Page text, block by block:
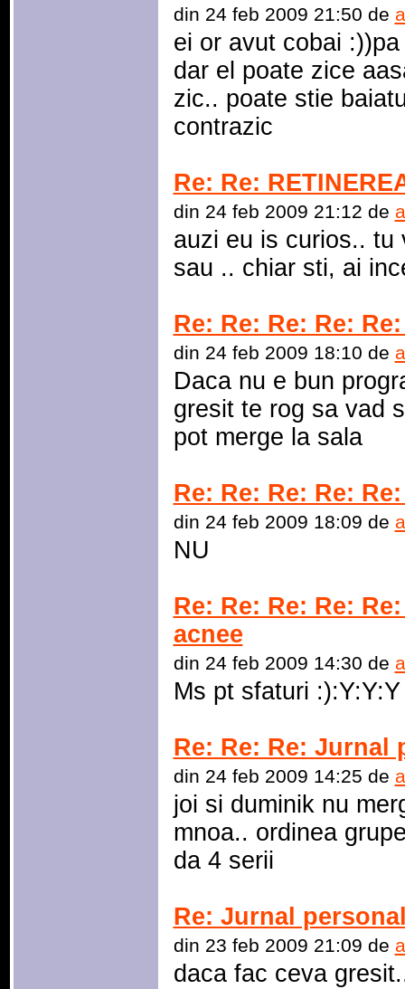
din 24 feb 2009 21:50 de
ei or avut cobai
dar el poate zice
zic.. poate stie
contrazic
Re: Re:
din 24 feb 2009 21:12 de
auzi eu is curios.. tu
sau .. chiar sti, ai
Re: Re: Re: Re:
din 24 feb 2009 18:10 de
Daca nu e bun
gresit te rog sa vad
pot merge la sala
Re: Re: Re: Re:
din 24 feb 2009 18:09 de
NU
Re: Re: Re: Re:
acnee
din 24 feb 2009 14:30 de
Ms pt sfaturi :):Y:Y:Y
Re: Re: Re: Jurnal
din 24 feb 2009 14:25 de
joi si duminik nu
mnoa.. ordinea
da 4 serii
Re: Jurnal
din 23 feb 2009 21:09 de
daca fac ceva